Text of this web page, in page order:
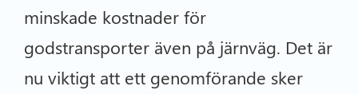
minskade kostnader för
godstransporter även på järnväg. Det är
nu viktigt att ett genomförande sker